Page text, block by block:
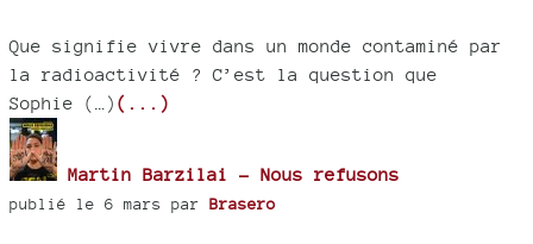
Que signifie vivre dans un monde contaminé par
la radioactivité ? C’est la question que
Sophie (…) (...)
Martin Barzilai - Nous refusons
publié le 6 mars par Brasero